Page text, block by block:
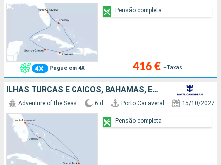
Pague em 4X 416 € +Taxas
Pensão completa
ILHAS TURCAS E CAICOS, BAHAMAS, ESTADOS UNIDOS
Adventure of the Seas 6 d Porto Canaveral 15/10/2027
Pensão completa